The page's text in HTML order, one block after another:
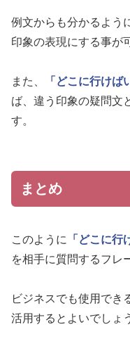
例文からも分かるよう
印象の表現にする事が
また、 「どこに行けば
ば、違う印象の疑問文
す。
まとめ
このように 「どこに行
を相手に質問するフレ
ビジネスでも使用でき
活用するとよいでしょ